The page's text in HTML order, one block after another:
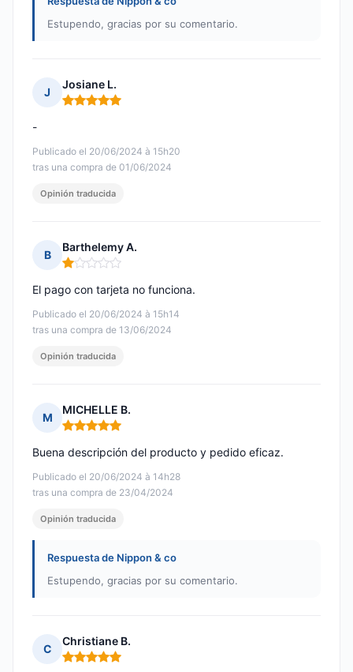
Estupendo, gracias por su comentario.
J
Josiane L.
Nota: 5 de 5
Publicado el 20/06/2024 à 15h20
tras una compra de 01/06/2024
-
Opinión traducida
B
Barthelemy A.
Nota: 1 de 5
Publicado el 20/06/2024 à 15h14
tras una compra de 13/06/2024
El pago con tarjeta no funciona.
Opinión traducida
M
MICHELLE B.
Nota: 5 de 5
Publicado el 20/06/2024 à 14h28
tras una compra de 23/04/2024
Buena descripción del producto y pedido eficaz.
Opinión traducida
Respuesta de Nippon & co
Estupendo, gracias por su comentario.
C
Christiane B.
Nota: 5 de 5